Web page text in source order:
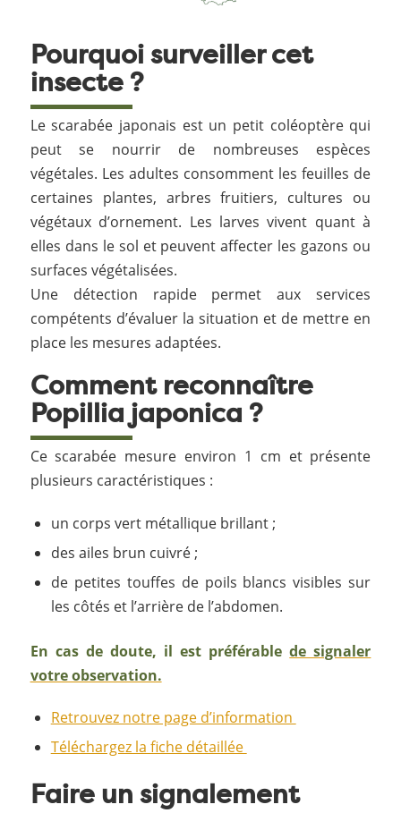
Pourquoi surveiller cet
insecte ?
Le scarabée japonais est un petit coléoptère qui
peut se nourrir de nombreuses espèces
végétales. Les adultes consomment les feuilles de
certaines plantes, arbres fruitiers, cultures ou
végétaux d’ornement. Les larves vivent quant à
elles dans le sol et peuvent affecter les gazons ou
surfaces végétalisées.
Une détection rapide permet aux services
compétents d’évaluer la situation et de mettre en
place les mesures adaptées.
Comment reconnaître
Popillia japonica ?
Ce scarabée mesure environ 1 cm et présente
plusieurs caractéristiques :
un corps vert métallique brillant ;
des ailes brun cuivré ;
de petites touffes de poils blancs visibles sur
les côtés et l’arrière de l’abdomen.
En cas de doute, il est préférablede signaler
votre observation.
Retrouvez notre page d’information
Téléchargez la fiche détaillée
Faire un signalement